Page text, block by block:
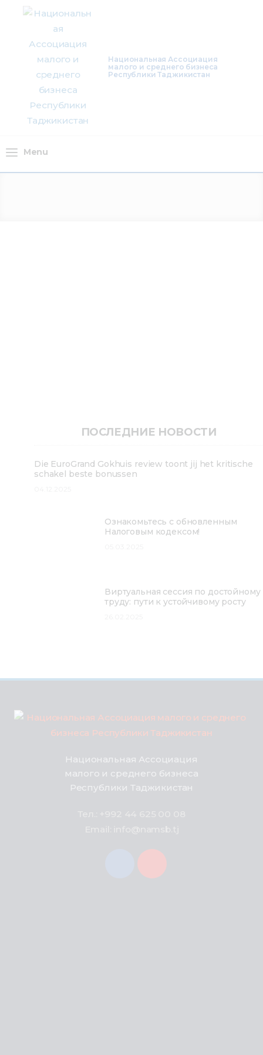
Национальная Ассоциация
малого и среднего бизнеса
Республики Таджикистан
Menu
О нас
Деятельность
Проекты
Членство
Инфоресурсы
ПОСЛЕДНИЕ НОВОСТИ
Die EuroGrand Gokhuis review toont jij het kritische
schakel beste bonussen
Ознакомьтесь с обновленным
Налоговым кодексом!
Виртуальная сессия по достойному
труду: пути к устойчивому росту
Национальная Ассоциация
малого и среднего бизнеса
Республики Таджикистан